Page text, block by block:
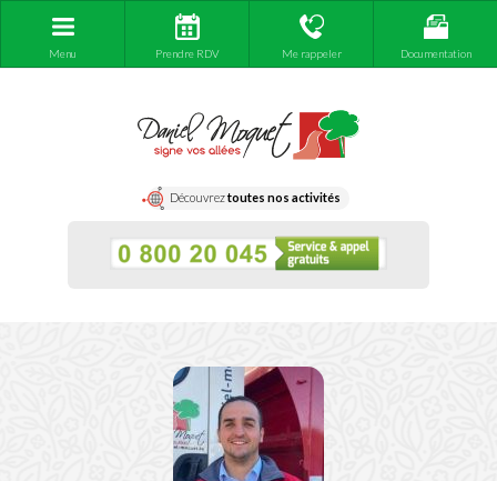
Menu Prendre RDV Me rappeler Documentation
Découvreztoutes nos activités